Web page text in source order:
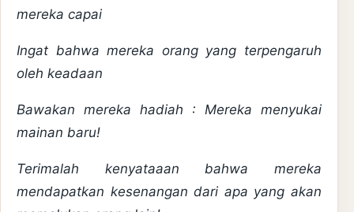
mereka capai
Ingat bahwa mereka orang yang terpengaruh
oleh keadaan
Bawakan mereka hadiah : Mereka menyukai
mainan baru!
Terimalah kenyataaan bahwa mereka
mendapatkan kesenangan dari apa yang akan